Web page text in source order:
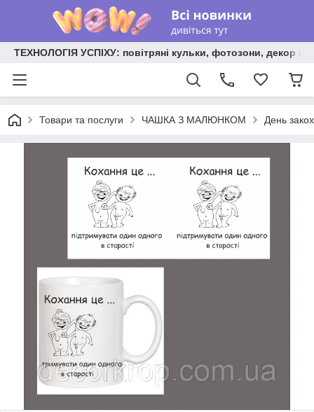
ТЕХНОЛОГІЯ УСПІХУ: повітряні кульки, фотозони, декор на
Товари та послуги ЧАШКА З МАЛЮНКОМ День